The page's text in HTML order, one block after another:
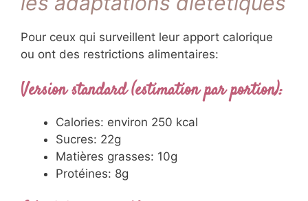
Pour ceux qui surveillent leur apport calorique
ou ont des restrictions alimentaires:
Version standard (estimation par portion):
Calories: environ 250 kcal
Sucres: 22g
Matières grasses: 10g
Protéines: 8g